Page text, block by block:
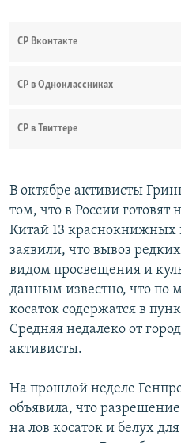
СР Вконтакте
СР в Одноклассниках
СР в Твиттере
В октябре активисты
том, что в России
Китай 13 краснокнижных
заявили, что вывоз
видом просвещения и
данным известно, что по
косаток содержатся в
Средняя недалеко от
активисты.
На прошлой неделе
объявила, что
на лов косаток и белух